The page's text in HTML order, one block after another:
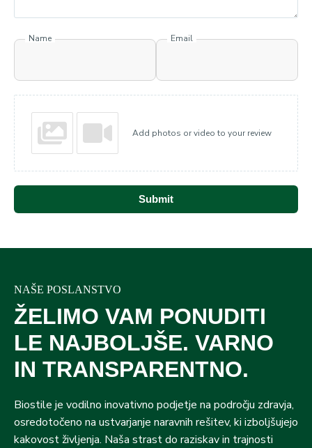
Name Email
Add photos or video to your review
Submit
NAŠE POSLANSTVO
ŽELIMO VAM PONUDITI
LE NAJBOLJŠE. VARNO
IN TRANSPARENTNO.
Biostile je vodilno inovativno podjetje na področju zdravja,
osredotočeno na ustvarjanje naravnih rešitev, ki izboljšujejo
kakovost življenja. Naša strast do raziskav in trajnosti